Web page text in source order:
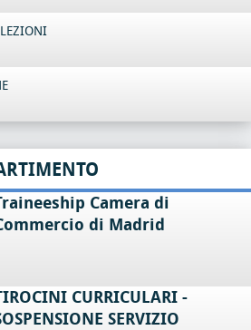
Camera di
di Madrid
CURRICULARI -
SERVIZIO